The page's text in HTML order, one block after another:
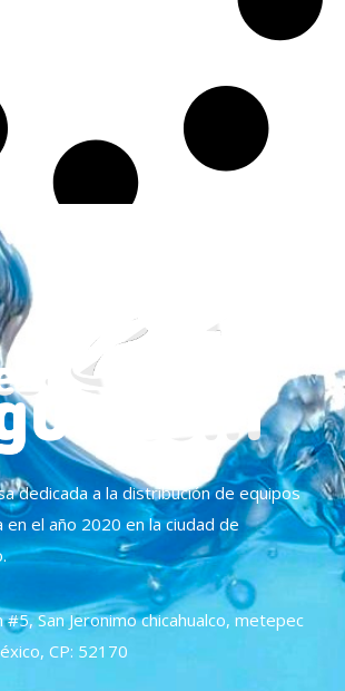
dedicada a la distribución de equipos
en el año 2020 en la ciudad de
#5, San Jeronimo chicahualco, metepec
CP: 52170